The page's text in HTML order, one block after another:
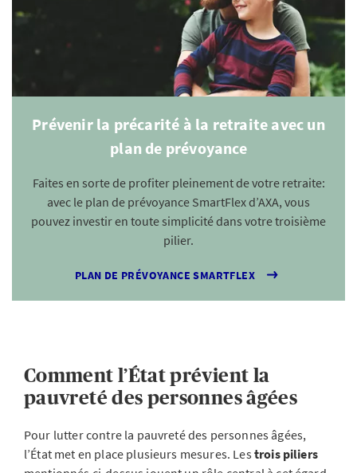
Prévenir la précarité à la retraite avec un
plan de prévoyance
Faites en sorte de profiter pleinement de votre retraite:
avec le plan de prévoyance SmartFlex d’AXA, vous
pouvez investir en toute simplicité dans votre troisième
pilier.
PLAN DE PRÉVOYANCE SMARTFLEX
Comment l’État prévient la
pauvreté des personnes âgées
Pour lutter contre la pauvreté des personnes âgées,
l’État met en place plusieurs mesures. Lestrois piliers